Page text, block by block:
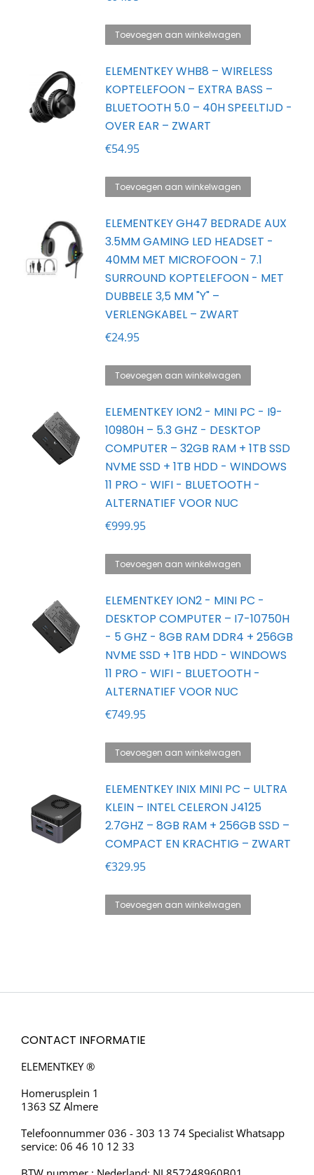
Toevoegen aan winkelwagen
ELEMENTKEY WHB8 – WIRELESS
KOPTELEFOON – EXTRA BASS –
BLUETOOTH 5.0 – 40H SPEELTIJD -
OVER EAR – ZWART
€54.95
Toevoegen aan winkelwagen
ELEMENTKEY GH47 BEDRADE AUX
3.5MM GAMING LED HEADSET -
40MM MET MICROFOON - 7.1
SURROUND KOPTELEFOON - MET
DUBBELE 3,5 MM "Y" –
VERLENGKABEL – ZWART
€24.95
Toevoegen aan winkelwagen
ELEMENTKEY ION2 - MINI PC - I9-
10980H – 5.3 GHZ - DESKTOP
COMPUTER – 32GB RAM + 1TB SSD
NVME SSD + 1TB HDD - WINDOWS
11 PRO - WIFI - BLUETOOTH -
ALTERNATIEF VOOR NUC
€999.95
Toevoegen aan winkelwagen
ELEMENTKEY ION2 - MINI PC -
DESKTOP COMPUTER – I7-10750H
- 5 GHZ - 8GB RAM DDR4 + 256GB
NVME SSD + 1TB HDD - WINDOWS
11 PRO - WIFI - BLUETOOTH -
ALTERNATIEF VOOR NUC
€749.95
Toevoegen aan winkelwagen
ELEMENTKEY INIX MINI PC – ULTRA
KLEIN – INTEL CELERON J4125
2.7GHZ – 8GB RAM + 256GB SSD –
COMPACT EN KRACHTIG – ZWART
€329.95
Toevoegen aan winkelwagen
CONTACT INFORMATIE
ELEMENTKEY ®
Homerusplein 1
1363 SZ Almere
Telefoonnummer 036 - 303 13 74 Specialist Whatsapp
service: 06 46 10 12 33